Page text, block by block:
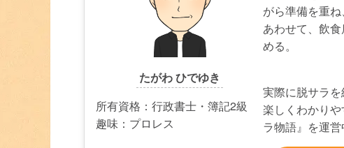
たがわ ひでゆき
所有資格：行政書士・簿記2級
趣味：プロレス
がら準備を重
あわせて、飲
める。
実際に脱サラ
楽しくわかり
ラ物語』を運営